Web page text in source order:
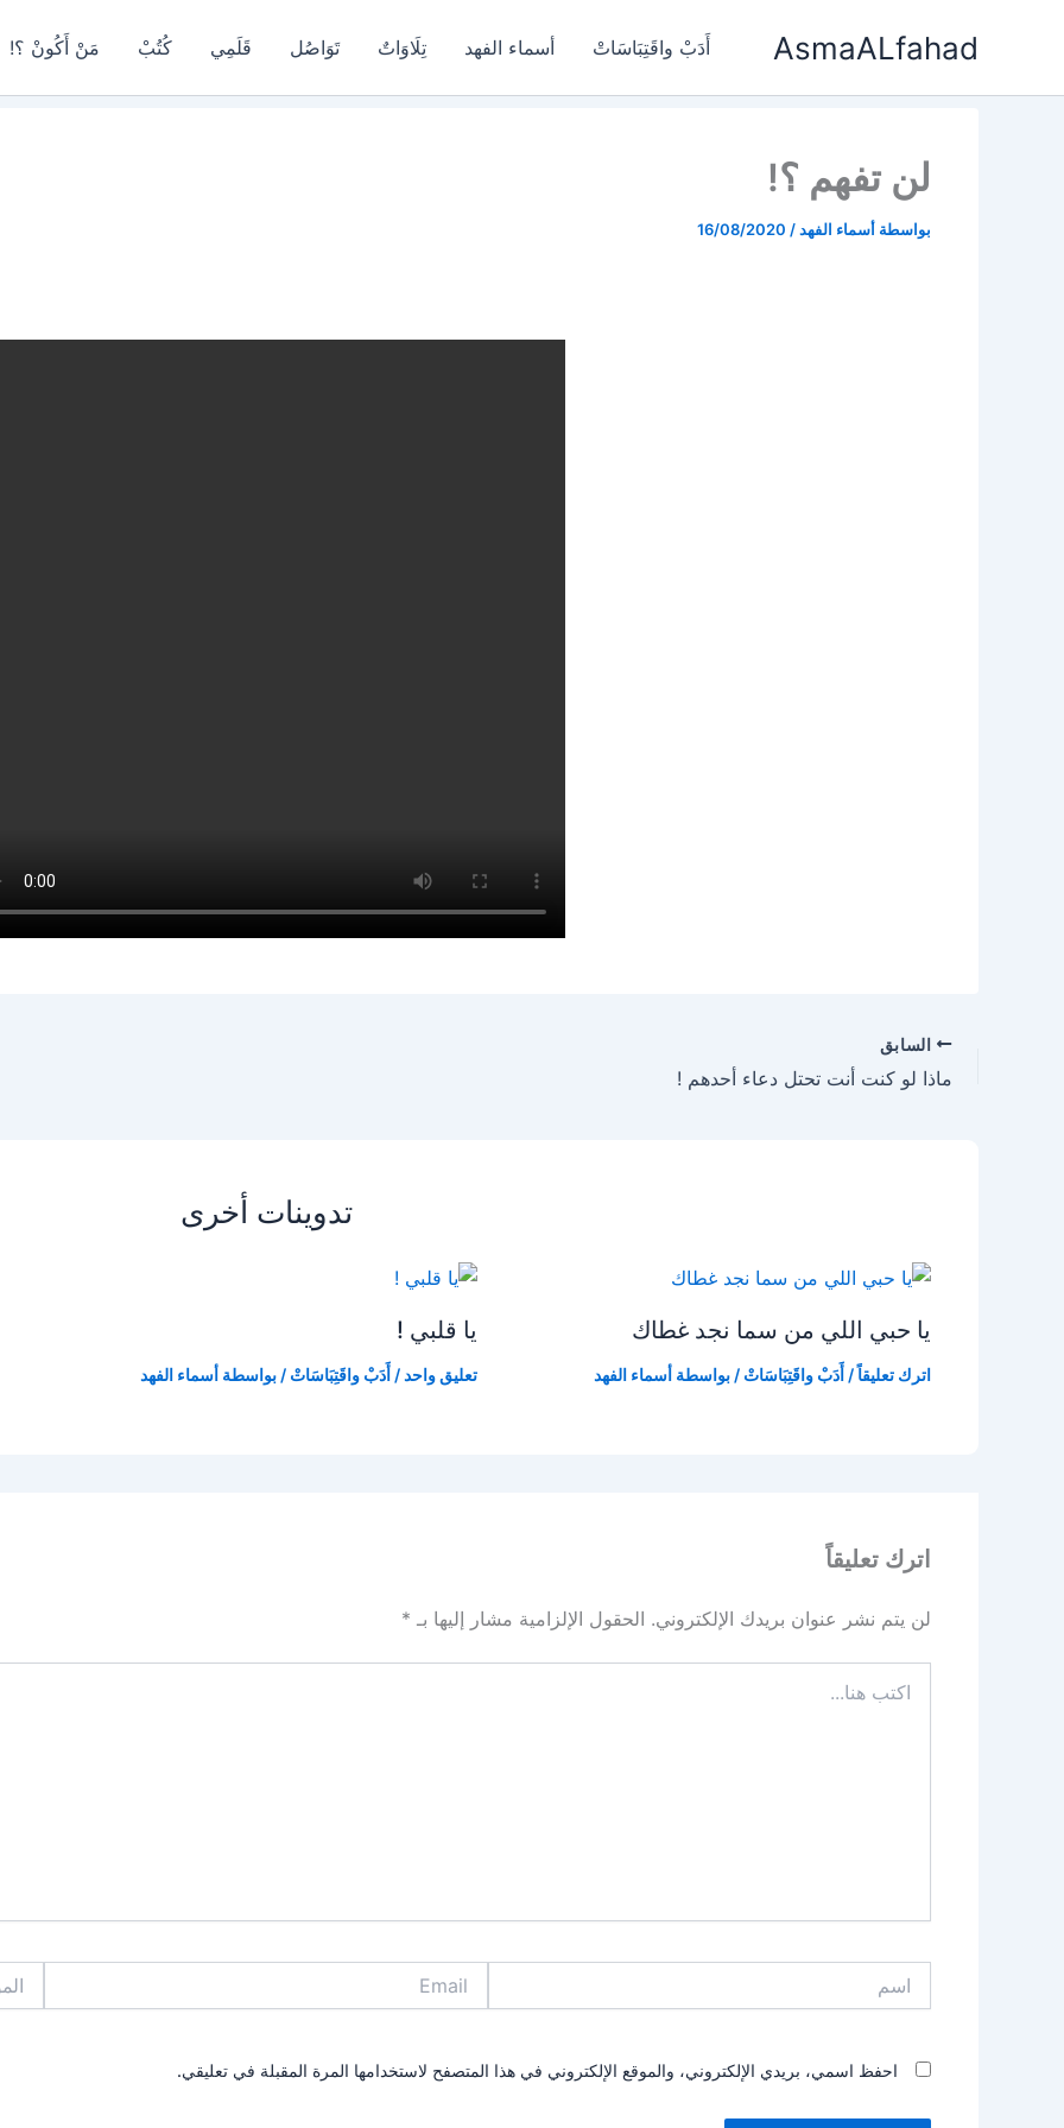
AsmaALfahad أَدَبْ واقَتِبَاسَاتْ أسماء الفهد تِلَاوَاتٌ تَوَاصُل قَلَمِي كُتُبْ مَنْ أَكُونْ ؟!
لن تفهم ؟!
بواسطة أسماء الفهد/
16/08/2020
السابق
ماذا لو كنت أنت تحتل دعاء أحدهم !
تدوينات أخرى
يا حبي اللي من سما نجد غطاك
اترك تعليقاً/ أَدَبْ واقَتِبَاسَاتْ / بواسطة أسماء الفهد
يا قلبي !
تعليق واحد/ أَدَبْ واقَتِبَاسَاتْ / بواسطة أسماء الفهد
اترك تعليقاً
لن يتم نشر عنوان بريدك الإلكتروني. الحقول الإلزامية مشار إليها بـ *
هنا...
احفظ اسمي، بريدي الإلكتروني، والموقع الإلكتروني في هذا المتصفح لاستخدامها المرة المقبلة في تعليقي.